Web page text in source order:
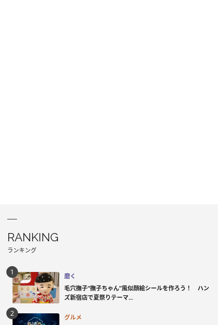
RANKING
ランキング
磨く
毛穴撫子“撫子ちゃん”風似顔絵シールを作ろう！ ハン
ズ新宿店で夏祭りテーマ...
グルメ